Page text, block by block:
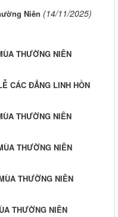
Niên (14/11/2025)
THƯỜNG NIÊN
CÁC ĐẲNG LINH HỒN
THƯỜNG NIÊN
THƯỜNG NIÊN
THƯỜNG NIÊN
THƯỜNG NIÊN